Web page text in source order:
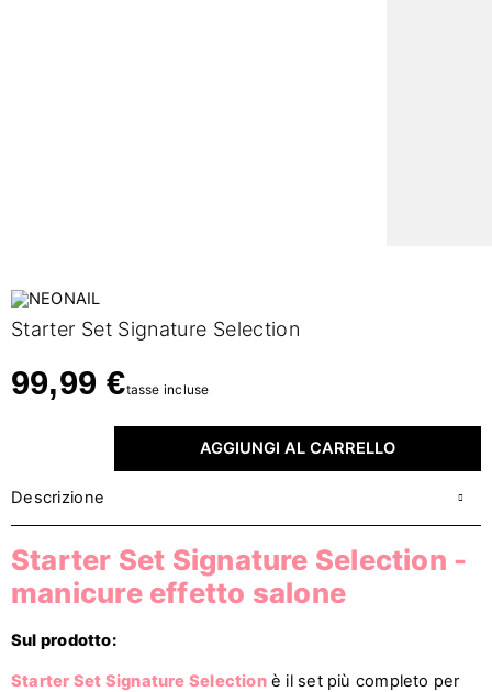
Starter Set Signature Selection
99,99 €tasse incluse
AGGIUNGI AL CARRELLO
Descrizione
Starter Set Signature Selection -
manicure effetto salone
Sul prodotto:
Starter Set Signature Selectionè il set più completo per